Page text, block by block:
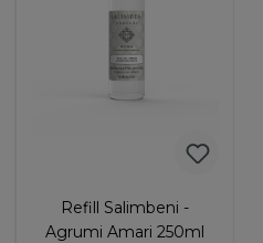
Refill Salimbeni -
Agrumi Amari 250ml